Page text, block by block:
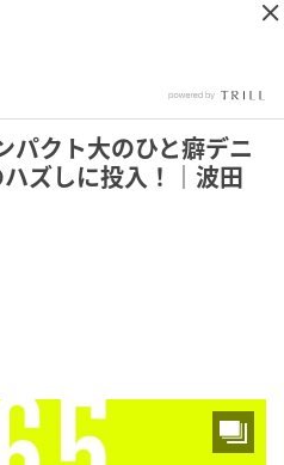
パクト大のひと癖デニ
ズしに投入！｜波田